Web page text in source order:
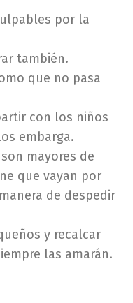
por la
también.
que no pasa
con los niños
embarga.
mayores de
que vayan por
de despedir
y recalcar
las amarán.